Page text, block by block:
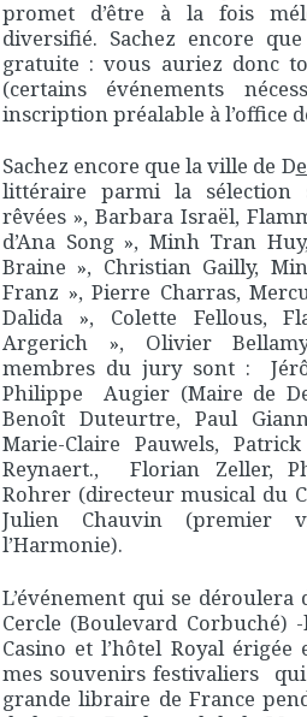
promet d’être à la fois
diversifié. Sachez encore
gratuite : vous auriez donc
(certains événements
inscription préalable à l’office
Sachez encore que la ville de D
littéraire parmi la sélection
rêvées », Barbara Israël,
d’Ana Song », Minh Tran
Braine », Christian Gailly,
Franz », Pierre Charras,
Dalida », Colette Fellous,
Argerich », Olivier
membres du jury sont :
Philippe Augier (Maire de
Benoît Duteurtre, Paul
Marie-Claire Pauwels,
Reynaert., Florian Zeller,
Rohrer (directeur musical du
Julien Chauvin (premier
l’Harmonie).
L’événement qui se
Cercle (Boulevard
Casino et l’hôtel Royal
mes souvenirs festivaliers
grande libraire de France